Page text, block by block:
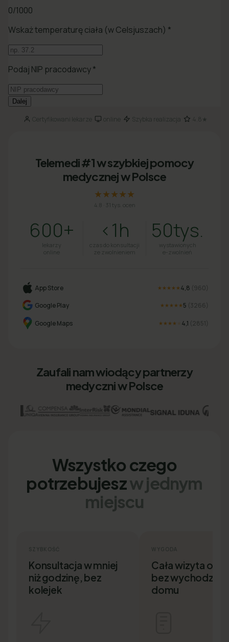
Certyfikowani lekarze· online· Szybka realizacja 4.8★
Telemedi #1 w szybkiej pomocy
medycznej w Polsce
★★★★★
4.8 31 tys. ocen
600+
lekarzy
online
<1h
czas do konsultacji
ze zwolnieniem
50tys.
wystawionych
e-zwolnień
App Store ★★★★★ 4,8 (960
Google Play
★★★★★ 5 (3266
Google Maps ★★★★ 4,1 (2851
Zaufali nam wiodący partnerzy
medyczni w Polsce
Wszystko czego
potrzebujeszw jednym
miejscu
SZYBKOŚĆ
Konsultacja w mniej
niż godzinę, bez
kolejek
WYGODA
Cała wizyta
bez
domu